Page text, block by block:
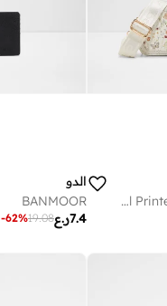
MASUMA Floral Printed Crossbody Bag
الدو
BANMOOR
ر.ع7.4
19.08
-62%